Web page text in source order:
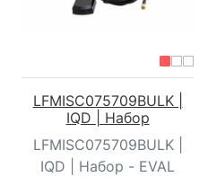
LFMISC075709BULK |
IQD | Набор
LFMISC075709BULK |
IQD | Набор - EVAL